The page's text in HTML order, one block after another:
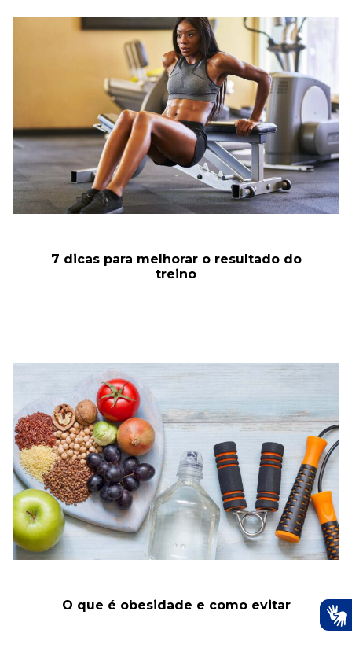
7 dicas para melhorar o resultado do
treino
O que é obesidade e como evitar